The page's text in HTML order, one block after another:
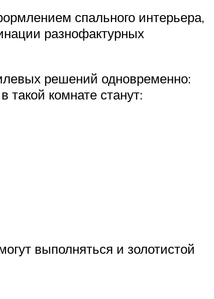
спального интерьера,
разнофактурных
решений одновременно:
такой комнате станут:
выполняться и золотистой